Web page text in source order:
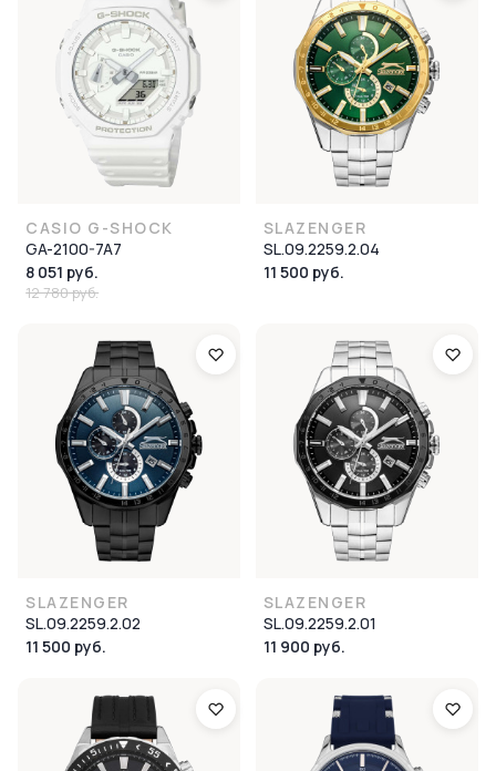
CASIO G-SHOCK
GA-2100-7A7
8 051 руб.
12 780 руб.
SLAZENGER
SL.09.2259.2.04
11 500 руб.
SLAZENGER
SL.09.2259.2.02
11 500 руб.
SLAZENGER
SL.09.2259.2.01
11 900 руб.